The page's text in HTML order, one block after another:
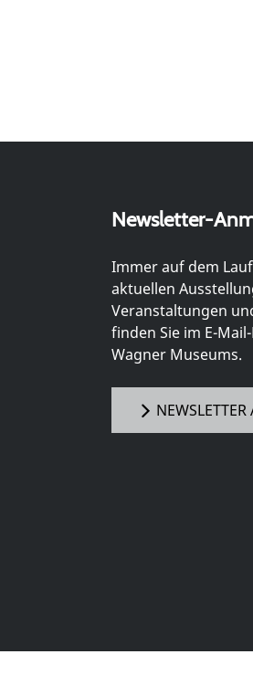
Newsletter-
Immer auf dem
aktuellen
Veranstaltungen
finden Sie im E-
Wagner Museums.